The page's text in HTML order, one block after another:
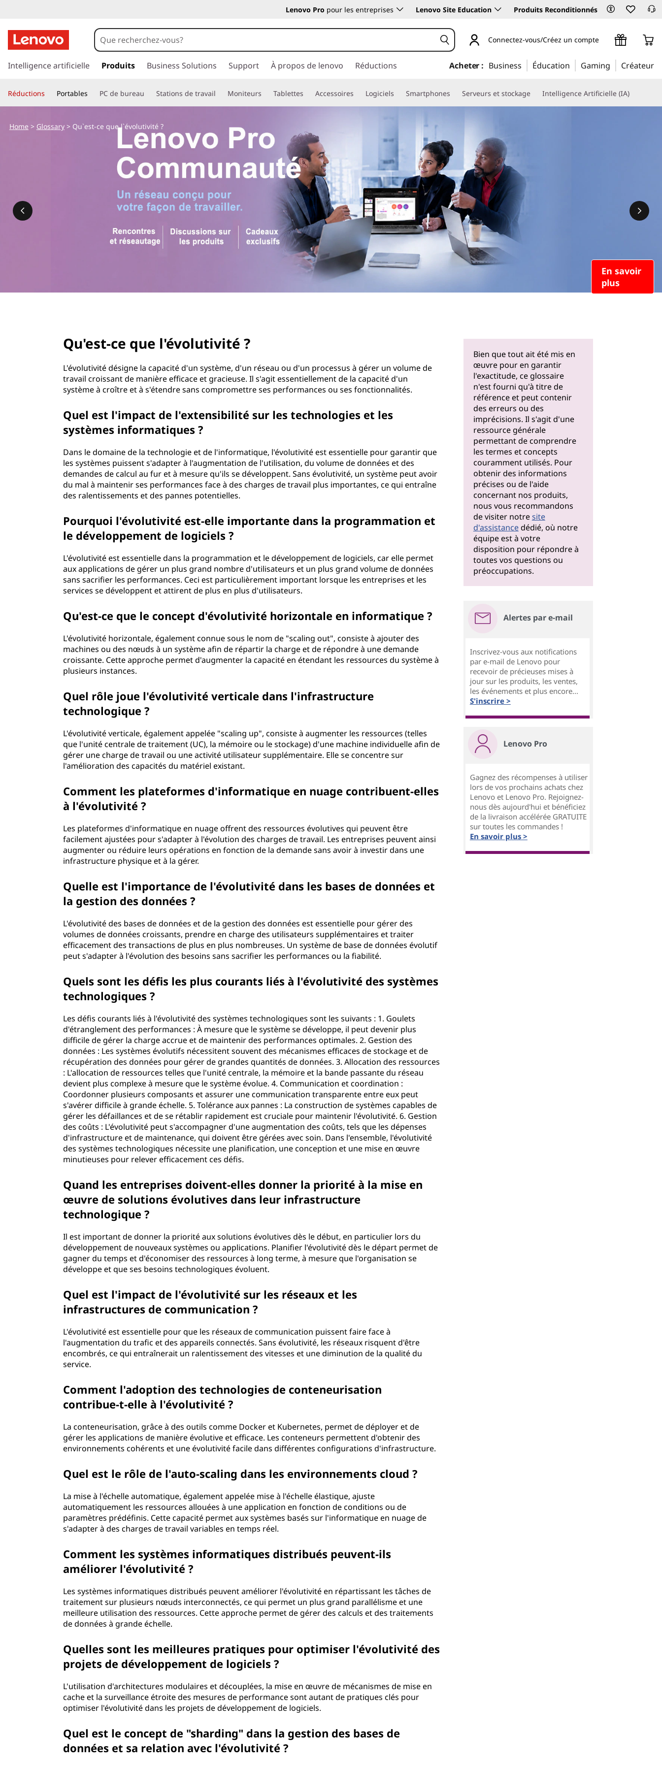
u
e
Lenovo Pro pour les entreprises Lenovo Site Education Produits Reconditionnés
a
e
r
u
a
Connectez-vous/Créez un compte
Intelligence artificielle Produits Business Solutions Support À propos de lenovo Réductions Acheter : Business Éducation Gaming Créateur
Réductions Portables PC de bureau Stations de travail Moniteurs Tablettes Accessoires Logiciels Smartphones Serveurs et stockage Intelligence Artificielle (IA)
En savoir
plus
Home > Glossary> Qu`est-ce que l`évolutivité ?
Qu'est-ce que l'évolutivité ?
L'évolutivité désigne la capacité d'un système, d'un réseau ou d'un processus à gérer un volume de
travail croissant de manière efficace et gracieuse. Il s'agit essentiellement de la capacité d'un
système à croître et à s'étendre sans compromettre ses performances ou ses fonctionnalités.
Quel est l'impact de l'extensibilité sur les technologies et les
systèmes informatiques ?
Dans le domaine de la technologie et de l'informatique, l'évolutivité est essentielle pour garantir que
les systèmes puissent s'adapter à l'augmentation de l'utilisation, du volume de données et des
demandes de calcul au fur et à mesure qu'ils se développent. Sans évolutivité, un système peut avoir
du mal à maintenir ses performances face à des charges de travail plus importantes, ce qui entraîne
des ralentissements et des pannes potentielles.
Pourquoi l'évolutivité est-elle importante dans la programmation et
le développement de logiciels ?
L'évolutivité est essentielle dans la programmation et le développement de logiciels, car elle permet
aux applications de gérer un plus grand nombre d'utilisateurs et un plus grand volume de données
sans sacrifier les performances. Ceci est particulièrement important lorsque les entreprises et les
services se développent et attirent de plus en plus d'utilisateurs.
Qu'est-ce que le concept d'évolutivité horizontale en informatique ?
L'évolutivité horizontale, également connue sous le nom de "scaling out", consiste à ajouter des
machines ou des nœuds à un système afin de répartir la charge et de répondre à une demande
croissante. Cette approche permet d'augmenter la capacité en étendant les ressources du système à
plusieurs instances.
Quel rôle joue l'évolutivité verticale dans l'infrastructure
technologique ?
L'évolutivité verticale, également appelée "scaling up", consiste à augmenter les ressources (telles
que l'unité centrale de traitement (UC), la mémoire ou le stockage) d'une machine individuelle afin de
gérer une charge de travail ou une activité utilisateur supplémentaire. Elle se concentre sur
l'amélioration des capacités du matériel existant.
Comment les plateformes d'informatique en nuage contribuent-elles
à l'évolutivité ?
Les plateformes d'informatique en nuage offrent des ressources évolutives qui peuvent être
facilement ajustées pour s'adapter à l'évolution des charges de travail. Les entreprises peuvent ainsi
augmenter ou réduire leurs opérations en fonction de la demande sans avoir à investir dans une
infrastructure physique et à la gérer.
Quelle est l'importance de l'évolutivité dans les bases de données et
la gestion des données ?
L'évolutivité des bases de données et de la gestion des données est essentielle pour gérer des
volumes de données croissants, prendre en charge des utilisateurs supplémentaires et traiter
efficacement des transactions de plus en plus nombreuses. Un système de base de données évolutif
peut s'adapter à l'évolution des besoins sans sacrifier les performances ou la fiabilité.
Quels sont les défis les plus courants liés à l'évolutivité des systèmes
technologiques ?
Les défis courants liés à l'évolutivité des systèmes technologiques sont les suivants : 1. Goulets
d'étranglement des performances : À mesure que le système se développe, il peut devenir plus
difficile de gérer la charge accrue et de maintenir des performances optimales. 2. Gestion des
données : Les systèmes évolutifs nécessitent souvent des mécanismes efficaces de stockage et de
récupération des données pour gérer de grandes quantités de données. 3. Allocation des ressources
: L'allocation de ressources telles que l'unité centrale, la mémoire et la bande passante du réseau
devient plus complexe à mesure que le système évolue. 4. Communication et coordination :
Coordonner plusieurs composants et assurer une communication transparente entre eux peut
s'avérer difficile à grande échelle. 5. Tolérance aux pannes : La construction de systèmes capables de
gérer les défaillances et de se rétablir rapidement est cruciale pour maintenir l'évolutivité. 6. Gestion
des coûts : L'évolutivité peut s'accompagner d'une augmentation des coûts, tels que les dépenses
d'infrastructure et de maintenance, qui doivent être gérées avec soin. Dans l'ensemble, l'évolutivité
des systèmes technologiques nécessite une planification, une conception et une mise en œuvre
minutieuses pour relever efficacement ces défis.
Quand les entreprises doivent-elles donner la priorité à la mise en
œuvre de solutions évolutives dans leur infrastructure
technologique ?
Il est important de donner la priorité aux solutions évolutives dès le début, en particulier lors du
développement de nouveaux systèmes ou applications. Planifier l'évolutivité dès le départ permet de
gagner du temps et d'économiser des ressources à long terme, à mesure que l'organisation se
développe et que ses besoins technologiques évoluent.
Quel est l'impact de l'évolutivité sur les réseaux et les
infrastructures de communication ?
L'évolutivité est essentielle pour que les réseaux de communication puissent faire face à
l'augmentation du trafic et des appareils connectés. Sans évolutivité, les réseaux risquent d'être
encombrés, ce qui entraînerait un ralentissement des vitesses et une diminution de la qualité du
service.
Comment l'adoption des technologies de conteneurisation
contribue-t-elle à l'évolutivité ?
La conteneurisation, grâce à des outils comme Docker et Kubernetes, permet de déployer et de
gérer les applications de manière évolutive et efficace. Les conteneurs permettent d'obtenir des
environnements cohérents et une évolutivité facile dans différentes configurations d'infrastructure.
Quel est le rôle de l'auto-scaling dans les environnements cloud ?
La mise à l'échelle automatique, également appelée mise à l'échelle élastique, ajuste
automatiquement les ressources allouées à une application en fonction de conditions ou de
paramètres prédéfinis. Cette capacité permet aux systèmes basés sur l'informatique en nuage de
s'adapter à des charges de travail variables en temps réel.
Comment les systèmes informatiques distribués peuvent-ils
améliorer l'évolutivité ?
Les systèmes informatiques distribués peuvent améliorer l'évolutivité en répartissant les tâches de
traitement sur plusieurs nœuds interconnectés, ce qui permet un plus grand parallélisme et une
meilleure utilisation des ressources. Cette approche permet de gérer des calculs et des traitements
de données à grande échelle.
Quelles sont les meilleures pratiques pour optimiser l'évolutivité des
projets de développement de logiciels ?
L'utilisation d'architectures modulaires et découplées, la mise en œuvre de mécanismes de mise en
cache et la surveillance étroite des mesures de performance sont autant de pratiques clés pour
optimiser l'évolutivité dans les projets de développement de logiciels.
Quel est le concept de "sharding" dans la gestion des bases de
données et sa relation avec l'évolutivité ?
Bien que tout ait été mis en
œuvre pour en garantir
l'exactitude, ce glossaire
n'est fourni qu'à titre de
référence et peut contenir
des erreurs ou des
imprécisions. Il s'agit d'une
ressource générale
permettant de comprendre
les termes et concepts
couramment utilisés. Pour
obtenir des informations
précises ou de l'aide
concernant nos produits,
nous vous recommandons
de visiter notresite
d'assistancedédié, où notre
équipe est à votre
disposition pour répondre à
toutes vos questions ou
préoccupations.
Alertes par e-mail
Inscrivez-vous aux notifications
par e-mail de Lenovo pour
recevoir de précieuses mises à
jour sur les produits, les ventes,
les événements et plus encore...
S'inscrire >
Lenovo Pro
Gagnez des récompenses à utiliser
lors de vos prochains achats chez
Lenovo et Lenovo Pro. Rejoignez-
nous dès aujourd'hui et bénéficiez
de la livraison accélérée GRATUITE
sur toutes les commandes !
En savoir plus >